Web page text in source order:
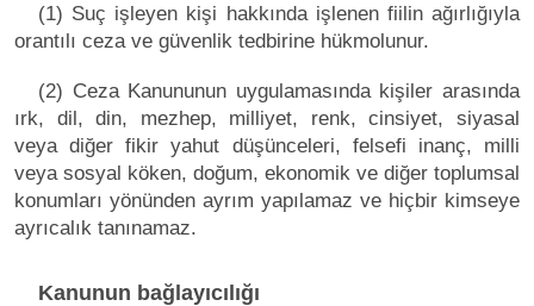
(1) Suç işleyen kişi hakkında işlenen fiilin ağırlığıyla
orantılı ceza ve güvenlik tedbirine hükmolunur.
(2) Ceza Kanununun uygulamasında kişiler arasında
ırk, dil, din, mezhep, milliyet, renk, cinsiyet, siyasal
veya diğer fikir yahut düşünceleri, felsefi inanç, milli
veya sosyal köken, doğum, ekonomik ve diğer toplumsal
konumları yönünden ayrım yapılamaz ve hiçbir kimseye
ayrıcalık tanınamaz.
Kanunun bağlayıcılığı